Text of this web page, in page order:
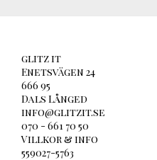
glitz it
Enetsvägen 24
666 95
Dals Långed
info@glitzit.se
070 - 661 70 50
Villkor & info
559027-5763